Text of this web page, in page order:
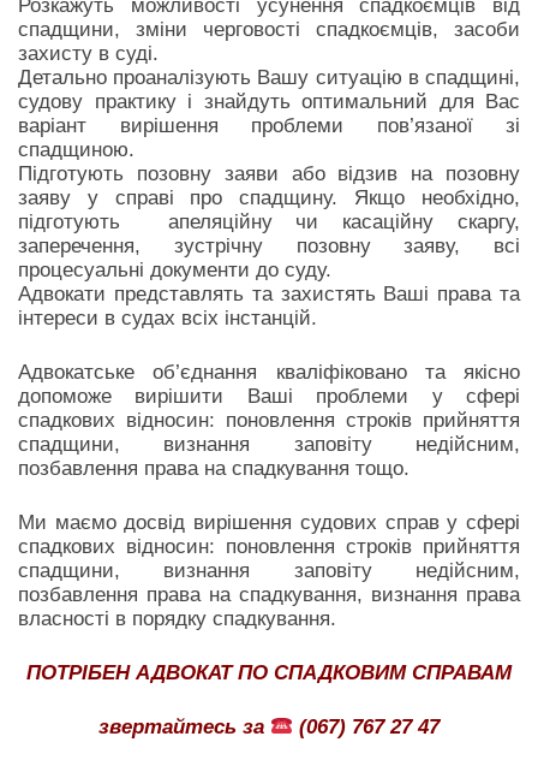
Розкажуть можливості усунення спадкоємців від
спадщини, зміни черговості спадкоємців, засоби
захисту в суді.
Детально проаналізують Вашу ситуацію в спадщині,
судову практику і знайдуть оптимальний для Вас
варіант вирішення проблеми пов’язаної зі
спадщиною.
Підготують позовну заяви або відзив на позовну
заяву у справі про спадщину. Якщо необхідно,
підготують апеляційну чи касаційну скаргу,
заперечення, зустрічну позовну заяву, всі
процесуальні документи до суду.
Адвокати представлять та захистять Ваші права та
інтереси в судах всіх інстанцій.
Адвокатське об’єднання кваліфіковано та якісно
допоможе вирішити Ваші проблеми у сфері
спадкових відносин: поновлення строків прийняття
спадщини, визнання заповіту недійсним,
позбавлення права на спадкування тощо.
Ми маємо досвід вирішення судових справ у сфері
спадкових відносин: поновлення строків прийняття
спадщини, визнання заповіту недійсним,
позбавлення права на спадкування, визнання права
власності в порядку спадкування.
ПОТРІБЕН АДВОКАТ ПО СПАДКОВИМ СПРАВАМ
звертайтесь за (067) 767 27 47